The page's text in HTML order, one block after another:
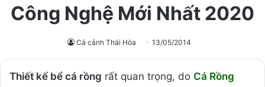
Công Nghệ Mới Nhất 2020
Cá cảnh Thái Hòa 13/05/2014
Thiết kế bể cá rồng rất quan trọng, do Cá Rồng